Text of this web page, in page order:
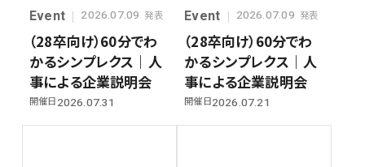
Event 2026.07.09 発表
（28卒向け）60分でわ
かるシンプレクス｜人
事による企業説明会
開催日2026.07.31
Event 2026.07.09 発表
（28卒向け）60分でわ
かるシンプレクス｜人
事による企業説明会
開催日2026.07.21